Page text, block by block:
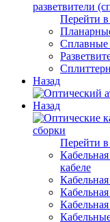
разветвители
Перейти
Сплавные
Назад
Назад
сборки
Перейти
кабеле